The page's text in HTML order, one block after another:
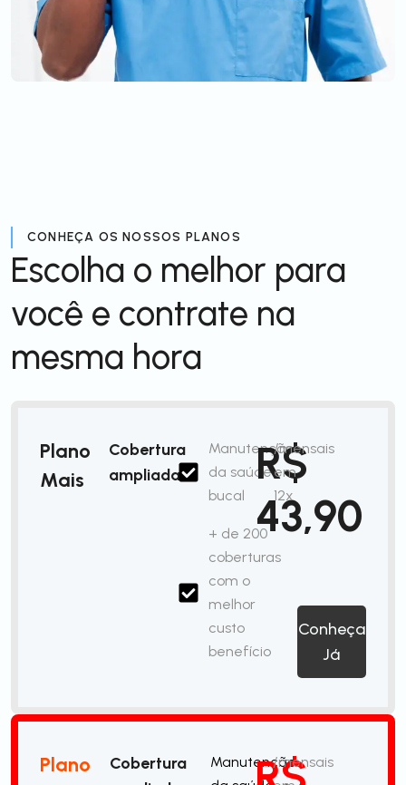
CONHEÇA OS NOSSOS PLANOS
Escolha o melhor para
você e contrate na
mesma hora
Plano
Mais
Cobertura
ampliada
Manutenção
da saúde
bucal
+ de 200
coberturas
com o
melhor
custo
benefício
R$
43,90
/mensais
em
12x
Conheça
Já
Plano
Cobertura
Manutenção/mensais